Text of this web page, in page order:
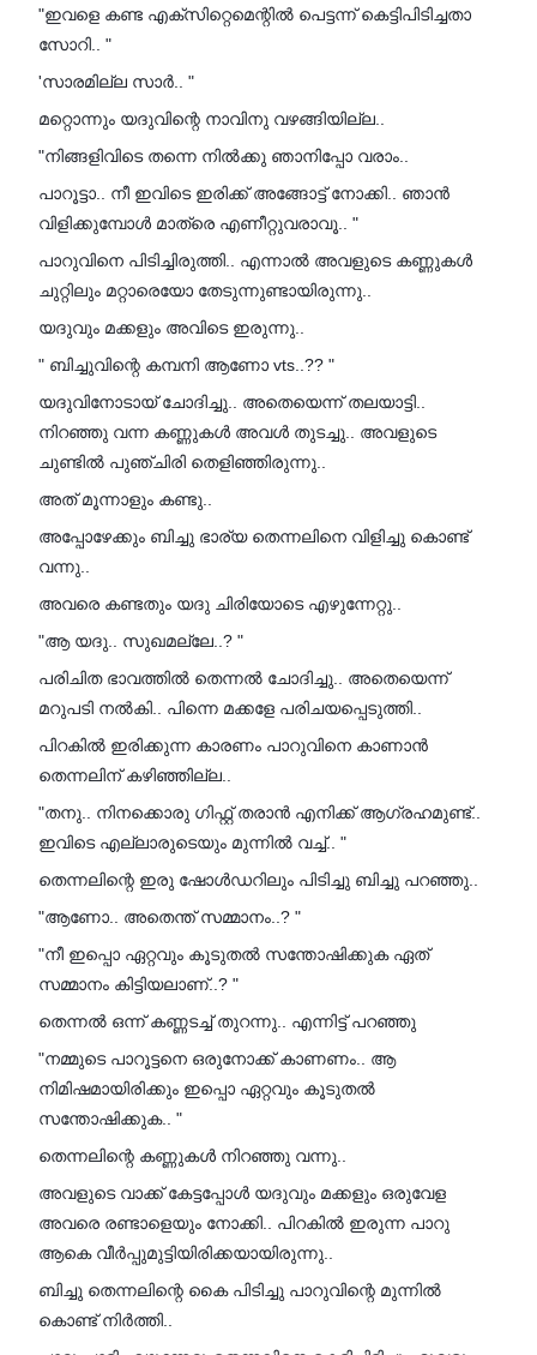
"ഇവളെ കണ്ട എക്സിറ്റെമെന്റിൽ പെട്ടന്ന് കെട്ടിപിടിച്ചതാ
സോറി.. "
'സാരമില്ല സാർ.. "
മറ്റൊന്നും യദുവിന്റെ നാവിനു വഴങ്ങിയില്ല..
"നിങ്ങളിവിടെ തന്നെ നിൽക്കു ഞാനിപ്പോ വരാം..
പാറൂട്ടാ.. നീ ഇവിടെ ഇരിക്ക് അങ്ങോട്ട്‌ നോക്കി.. ഞാൻ
വിളിക്കുമ്പോൾ മാത്രെ എണീറ്റുവരാവൂ.. "
പാറുവിനെ പിടിച്ചിരുത്തി.. എന്നാൽ അവളുടെ കണ്ണുകൾ
ചുറ്റിലും മറ്റാരെയോ തേടുന്നുണ്ടായിരുന്നു..
യദുവും മക്കളും അവിടെ ഇരുന്നു..
" ബിച്ചുവിന്റെ കമ്പനി ആണോ vts..?? "
യദുവിനോടായ് ചോദിച്ചു.. അതെയെന്ന് തലയാട്ടി..
നിറഞ്ഞു വന്ന കണ്ണുകൾ അവൾ തുടച്ചു.. അവളുടെ
ചുണ്ടിൽ പുഞ്ചിരി തെളിഞ്ഞിരുന്നു..
അത് മൂന്നാളും കണ്ടു..
അപ്പോഴേക്കും ബിച്ചു ഭാര്യ തെന്നലിനെ വിളിച്ചു കൊണ്ട്
വന്നു..
അവരെ കണ്ടതും യദു ചിരിയോടെ എഴുന്നേറ്റു..
"ആ യദു.. സുഖമല്ലേ..? "
പരിചിത ഭാവത്തിൽ തെന്നൽ ചോദിച്ചു.. അതെയെന്ന്
മറുപടി നൽകി.. പിന്നെ മക്കളേ പരിചയപ്പെടുത്തി..
പിറകിൽ ഇരിക്കുന്ന കാരണം പാറുവിനെ കാണാൻ
തെന്നലിന് കഴിഞ്ഞില്ല..
"തനു.. നിനക്കൊരു ഗിഫ്റ്റ് തരാൻ എനിക്ക് ആഗ്രഹമുണ്ട്..
ഇവിടെ എല്ലാരുടെയും മുന്നിൽ വച്ച്.. "
തെന്നലിന്റെ ഇരു ഷോൾഡറിലും പിടിച്ചു ബിച്ചു പറഞ്ഞു..
"ആണോ.. അതെന്ത് സമ്മാനം..? "
"നീ ഇപ്പൊ ഏറ്റവും കൂടുതൽ സന്തോഷിക്കുക ഏത്
സമ്മാനം കിട്ടിയലാണ്..? "
തെന്നൽ ഒന്ന് കണ്ണടച്ച് തുറന്നു.. എന്നിട്ട് പറഞ്ഞു
"നമ്മുടെ പാ‌റൂട്ടനെ ഒരുനോക്ക് കാണണം.. ആ
നിമിഷമായിരിക്കും ഇപ്പൊ ഏറ്റവും കൂടുതൽ
സന്തോഷിക്കുക.. "
തെന്നലിന്റെ കണ്ണുകൾ നിറഞ്ഞു വന്നു..
അവളുടെ വാക്ക് കേട്ടപ്പോൾ യദുവും മക്കളും ഒരുവേള
അവരെ രണ്ടാളെയും നോക്കി.. പിറകിൽ ഇരുന്ന പാറു
ആകെ വീർപ്പുമുട്ടിയിരിക്കയായിരുന്നു..
ബിച്ചു തെന്നലിന്റെ കൈ പിടിച്ചു പാറുവിന്റെ മുന്നിൽ
കൊണ്ട് നിർത്തി..